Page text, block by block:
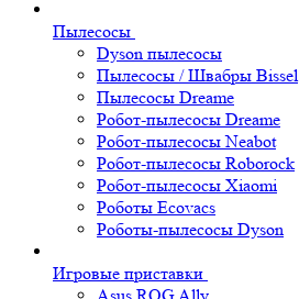
Пылесосы
Dyson пылесосы
Пылесосы / Швабры Bissel
Пылесосы Dreame
Робот-пылесосы Dreame
Робот-пылесосы Neabot
Робот-пылесосы Roborock
Робот-пылесосы Xiaomi
Роботы Ecovacs
Роботы-пылесосы Dyson
Игровые приставки